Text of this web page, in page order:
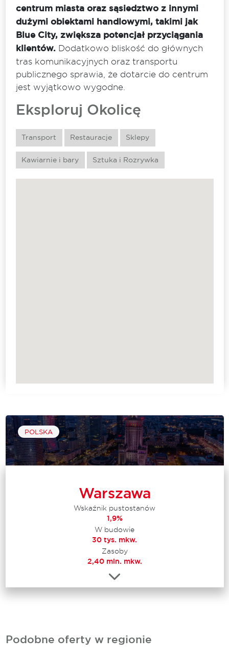
centrum miasta oraz sąsiedztwo z innymi
dużymi obiektami handlowymi, takimi jak
Blue City, zwiększa potencjał przyciągania
klientów.Dodatkowo bliskość do głównych
tras komunikacyjnych oraz transportu
publicznego sprawia, że dotarcie do centrum
jest wyjątkowo wygodne.
Eksploruj Okolicę
Transport Restauracje Sklepy
Kawiarnie i bary Sztuka i Rozrywka
POLSKA
Warszawa
Wskaźnik pustostanów
1,9%
W budowie
30 tys. mkw.
Zasoby
2,40 mln. mkw.
Podobne oferty w regionie